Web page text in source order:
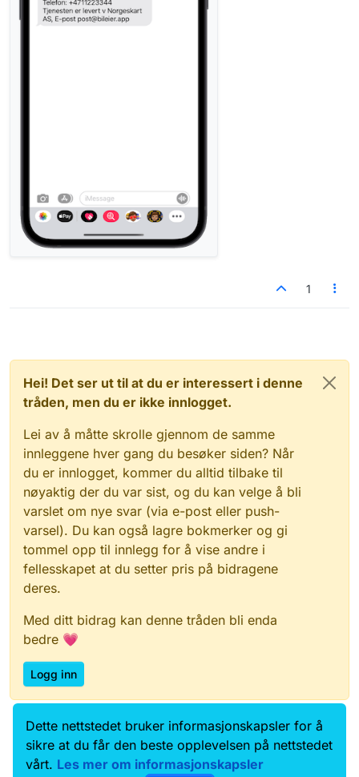
1
Hei! Det ser ut til at du er interessert i denne
tråden, men du er ikke innlogget.
Lei av å måtte skrolle gjennom de samme
innleggene hver gang du besøker siden? Når
du er innlogget, kommer du alltid tilbake til
nøyaktig der du var sist, og du kan velge å bli
varslet om nye svar (via e-post eller push-
varsel). Du kan også lagre bokmerker og gi
tommel opp til innlegg for å vise andre i
fellesskapet at du setter pris på bidragene
deres.
Med ditt bidrag kan denne tråden bli enda
bedre 💗
Logg inn
Data.norge.no
Kontakt oss
Samtykke og brukervilkår
Dette nettstedet bruker informasjonskapsler for å
sikre at du får den beste opplevelsen på nettstedet
vårt. Les mer om informasjonskapsler